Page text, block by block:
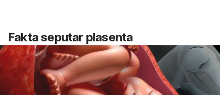
Fakta seputar plasenta